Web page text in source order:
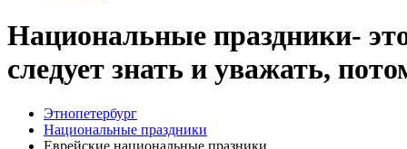
Национальные праздники-
следует знать и уважать,
Этнопетербург
Национальные праздники
Еврейские национальные празники